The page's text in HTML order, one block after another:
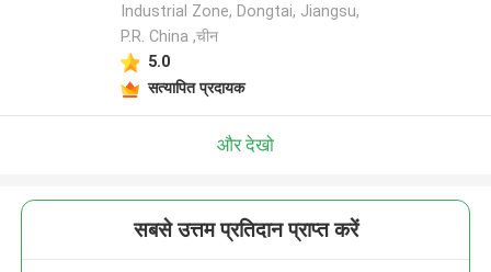
Industrial Zone, Dongtai, Jiangsu,
P.R. China ,चीन
5.0
सत्यापित प्रदायक
और देखो
सबसे उत्तम प्रतिदान प्राप्त करें